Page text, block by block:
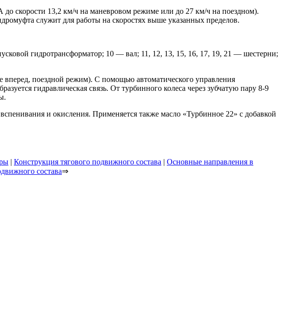
до скорости 13,2 км/ч на маневровом режиме или до 27 км/ч на поездном).
служит для работы на скоростях выше указанных пределов.
гидротрансформатор; 10 — вал; 11, 12, 13, 15, 16, 17, 19, 21 — шестерни;
вперед, поездной режим). С помощью автоматического управления
гидравлическая связь. От турбинного колеса через зубчатую пару 8-9
и окисления. Применяется также масло «Турбинное 22» с добавкой
| Конструкция тягового подвижного состава | Основные направления в
состава⇒